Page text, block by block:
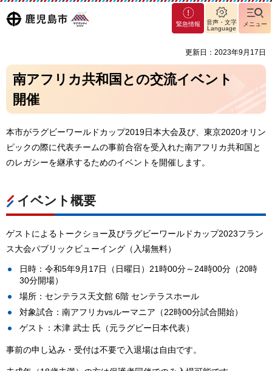
鹿児島
マグ
マシ
緊急情報
音声・文字
Language
メニュー
更新日：2023年9月17日
南アフリカ共和国との交流イベント
開催
本市がラグビーワールドカップ2019日本大会及び、東京2020オリン
ピックの際に代表チームの事前合宿を受入れた南アフリカ共和国と
のレガシーを継承するためのイベントを開催します。
イベント概要
ゲストによるトークショー及びラグビーワールドカップ2023フラン
ス大会パブリックビューイング（入場無料）
日時：令和5年9月17日（日曜日）21時00分～24時00分（20時
30分開場）
場所：センテラス天文館 6階 センテラスホール
対象試合：南アフリカvsルーマニア（22時00分試合開始）
ゲスト：木津 武士 氏（元ラグビー日本代表）
事前の申し込み・受付は不要で入退場は自由です。